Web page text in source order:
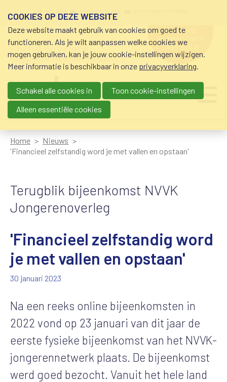
schuldhulp • sociaal krediet •
budgetbeheer • beschermingsbewind
hulp nodig
bij geldzorgen?
0800-8115.nl
Main navigation
Home
Nieuws
'Financieel zelfstandig word je met vallen en opstaan'
Terugblik bijeenkomst NVVK
Jongerenoverleg
'Financieel zelfstandig word
je met vallen en opstaan'
30 januari 2023
Na een reeks online bijeenkomsten in
2022 vond op 23 januari van dit jaar de
eerste fysieke bijeenkomst van het NVVK-
jongerennetwerk plaats. De bijeenkomst
werd goed bezocht. Vanuit het hele land
COOKIES OP DEZE WEBSITE
Deze website maakt gebruik van cookies om goed te
functioneren. Als je wilt aanpassen welke cookies we
mogen gebruiken, kan je jouw cookie-instellingen wijzigen.
Meer informatie is beschikbaar in onze privacyverklaring.
Schakel alle cookies in
Toon cookie-instellingen
Alleen essentiële cookies